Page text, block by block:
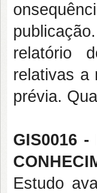
relatório
relativas a
prévia.
GIS0016 -
Estudo